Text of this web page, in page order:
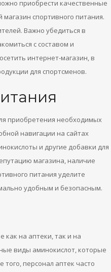
приобрести качественные
спортивного питания.
Важно убедиться в
с составом и
интернет-магазин, в
для спортсменов.
приобретения необходимых
навигации на сайтах
и другие добавки для
магазина, наличие
питания уделите
удобным и безопасным.
как на аптеки, так и на
виды аминокислот, которые
персонал аптек часто